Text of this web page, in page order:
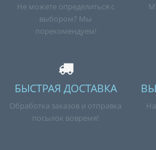
Не можете определиться с
выбором? Мы
порекомендуем!
БЫСТРАЯ ДОСТАВКА
Обработка заказов и отправка
посылок вовремя!